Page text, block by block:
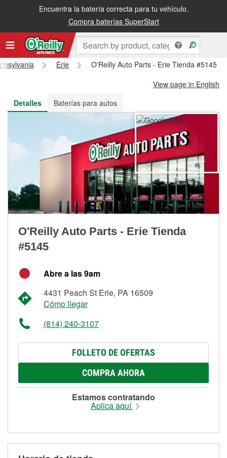
Encuentra la batería correcta para tu vehículo.
Compra baterías SuperStart
Recibe tu orden gratis al día siguiente o recógela en la tienda
Erie
O'Reilly Auto Parts - Erie Tienda #5145
View page in English
Detalles
Baterías para autos
O'Reilly Auto Parts - Erie Tienda
#5145
Abre a las 9am
4431 Peach St Erie, PA 16509
Cómo llegar
(814) 240-3107
FOLLETO DE OFERTAS
COMPRA AHORA
Estamos contratando
Aplica aquí